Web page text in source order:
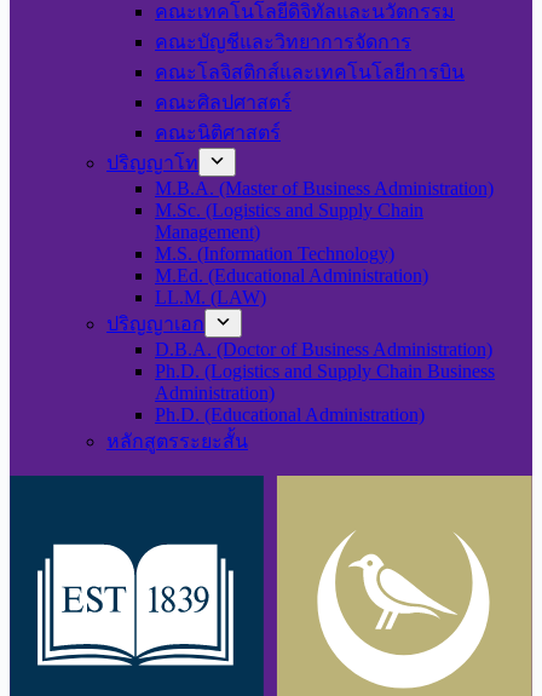
คณะเทคโนโลยีดิจิทัลและนวัตกรรม
คณะบัญชีและวิทยาการจัดการ
คณะโลจิสติกส์และเทคโนโลยีการบิน
คณะศิลปศาสตร์
คณะนิติศาสตร์
ปริญญาโท
M.B.A. (Master of Business Administration)
M.Sc. (Logistics and Supply Chain
Management)
M.S. (Information Technology)
M.Ed. (Educational Administration)
LL.M. (LAW)
ปริญญาเอก
D.B.A. (Doctor of Business Administration)
Ph.D. (Logistics and Supply Chain Business
Administration)
Ph.D. (Educational Administration)
หลักสูตรระยะสั้น